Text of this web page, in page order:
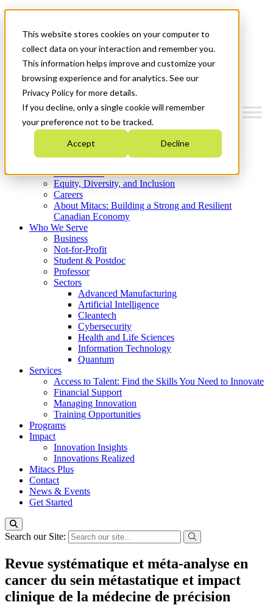
This website stores cookies on your computer to
collect data on your interaction and remember you.
This information helps improve and customize your
browsing experience and for analytics. See our
Privacy Policy for more details.
If you decline, only a single cookie will remember
your preference not to be tracked.
Accept Decline
News & Events
Get Started
Menu
Who We Are
Strategic Plan 2026-2030
What We Do
Equity, Diversity, and Inclusion
Careers
About Mitacs: Building a Strong and Resilient
Canadian Economy
Who We Serve
Business
Not-for-Profit
Student & Postdoc
Professor
Sectors
Advanced Manufacturing
Artificial Intelligence
Cleantech
Cybersecurity
Health and Life Sciences
Information Technology
Quantum
Services
Access to Talent: Find the Skills You Need to Innovate
Financial Support
Managing Innovation
Training Opportunities
Programs
Impact
Innovation Insights
Innovations Realized
Mitacs Plus
Contact
News & Events
Get Started
Search our Site:
Revue systématique et méta-analyse en
cancer du sein métastatique et impact
clinique de la médecine de précision